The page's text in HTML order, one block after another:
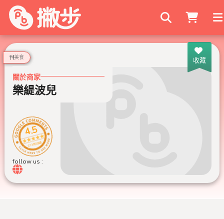
搜尋商家
收藏
美食
關於商家
樂緹波兒
4.5
673 則評論
follow us :